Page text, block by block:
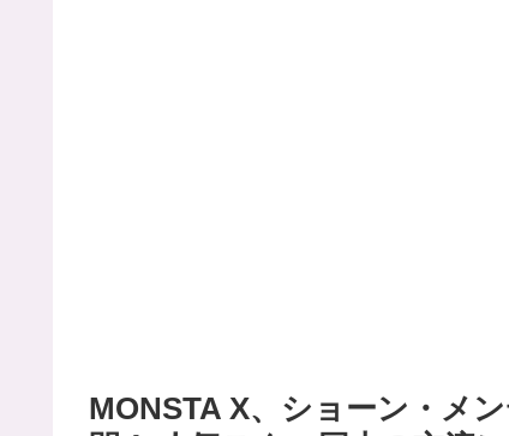
MONSTA X、ショーン・メ